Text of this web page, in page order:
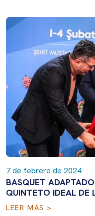
7 de febrero de 2024
BASQUET
QUINTETO IDEAL DE
LEER MÁS >